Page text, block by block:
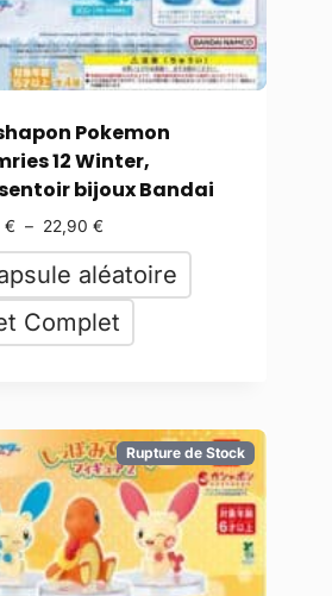
Pokemon
12 Winter,
bijoux Bandai
€ – 22,90 €
aléatoire
Complet
Rupture de Stock